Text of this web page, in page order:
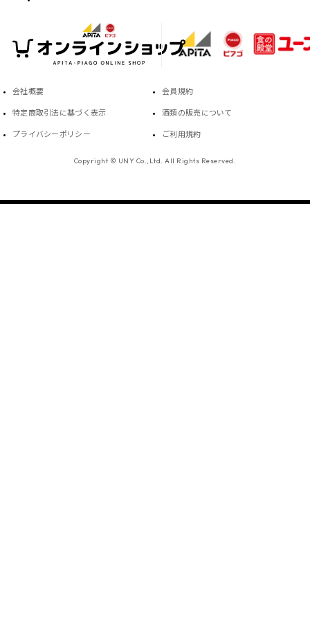
会社概要 会員規約
特定商取引法に基づく表示 酒類の販売について
プライバシーポリシー ご利用規約
Copyright © UNY Co.,Ltd. All Rights Reserved.